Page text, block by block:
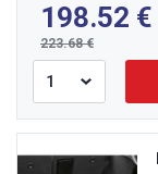
198.52
223.68